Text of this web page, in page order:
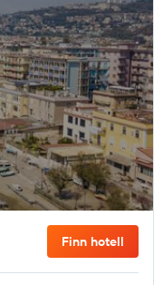
Finn hotell